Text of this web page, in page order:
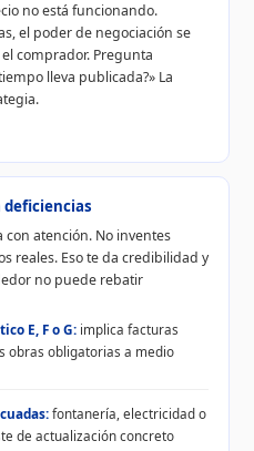
no está funcionando.
el poder de negociación se
comprador. Pregunta
lleva publicada?» La
con atención. No inventes
reales. Eso te da credibilidad y
no puede rebatir
E, F o G: implica facturas
obras obligatorias a medio
fontanería, electricidad o
de actualización concreto